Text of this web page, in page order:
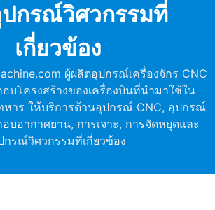
กรณ์วิศวกรรมที่
เกี่ยวข้อง
ผู้ผลิตอุปกรณ์เครื่องจักร CNC
บโครงสร้างของเครื่องบินที่นำมาใช้ใน
าร ให้บริการด้านอุปกรณ์ CNC, อุปกรณ์
บอากาศยาน, การเจาะ, การจัดหยุดและ
กรณ์วิศวกรรมที่เกี่ยวข้อง